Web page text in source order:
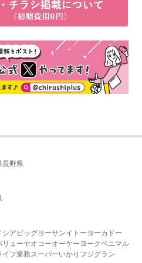
長野県
シア ビッグヨーサンイトーヨーカドー
リューヤオコーオーケー ヨークベニマル
イフ業務スーパーいかり フジグラン